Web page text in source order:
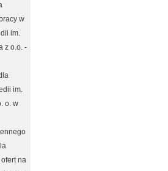
w
im.
z o.o. -
im.
o. w
na